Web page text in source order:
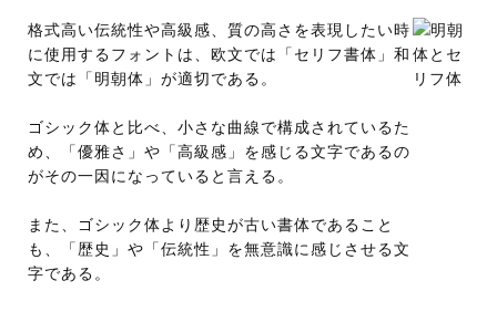
格式高い伝統性や高級感、質の高さを表現したい時
に使用するフォントは、欧文では「セリフ書体」和
文では「明朝体」が適切である。
ゴシック体と比べ、小さな曲線で構成されているた
め、「優雅さ」や「高級感」を感じる文字であるの
がその一因になっていると言える。
また、ゴシック体より歴史が古い書体であること
も、「歴史」や「伝統性」を無意識に感じさせる文
字である。